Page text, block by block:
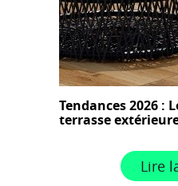
Tendances 2026 :
terrasse
Lire